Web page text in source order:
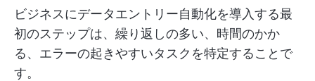
ビジネスにデータエントリー自動化を導入する最
初のステップは、繰り返しの多い、時間のかか
る、エラーの起きやすいタスクを特定することで
す。